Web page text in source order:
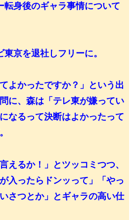
転身後のギャラ事情について
京を退社しフリーに。
よかったですか？」という出
に、森は「テレ東が嫌ってい
なるって決断はよかったって
えるか！」とツッコミつつ、
入ったらドンッって」「やっ
さつとか」とギャラの高い仕